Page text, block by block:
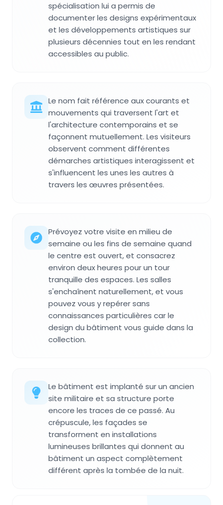
spécialisation lui a permis de
documenter les designs expérimentaux
et les développements artistiques sur
plusieurs décennies tout en les rendant
accessibles au public.
Le nom fait référence aux courants et
mouvements qui traversent l'art et
l'architecture contemporains et se
façonnent mutuellement. Les visiteurs
observent comment différentes
démarches artistiques interagissent et
s'influencent les unes les autres à
travers les œuvres présentées.
Prévoyez votre visite en milieu de
semaine ou les fins de semaine quand
le centre est ouvert, et consacrez
environ deux heures pour un tour
tranquille des espaces. Les salles
s'enchaînent naturellement, et vous
pouvez vous y repérer sans
connaissances particulières car le
design du bâtiment vous guide dans la
collection.
Le bâtiment est implanté sur un ancien
site militaire et sa structure porte
encore les traces de ce passé. Au
crépuscule, les façades se
transforment en installations
lumineuses brillantes qui donnent au
bâtiment un aspect complètement
différent après la tombée de la nuit.